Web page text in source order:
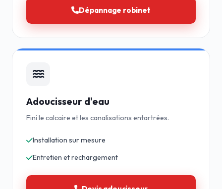
Dépannage robinet
Adoucisseur d'eau
Fini le calcaire et les canalisations entartrées.
Installation sur mesure
Entretien et rechargement